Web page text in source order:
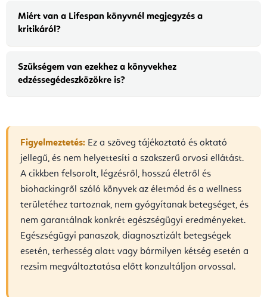
Miért van a Lifespan könyvnél megjegyzés a
kritikáról?
Szükségem van ezekhez a könyvekhez
edzéssegédeszközökre is?
Figyelmeztetés: Ez a szöveg tájékoztató és oktató
jellegű, és nem helyettesíti a szakszerű orvosi ellátást.
A cikkben felsorolt, légzésről, hosszú életről és
biohackingről szóló könyvek az életmód és a wellness
területéhez tartoznak, nem gyógyítanak betegséget, és
nem garantálnak konkrét egészségügyi eredményeket.
Egészségügyi panaszok, diagnosztizált betegségek
esetén, terhesség alatt vagy bármilyen kétség esetén a
rezsim megváltoztatása előtt konzultáljon orvossal.